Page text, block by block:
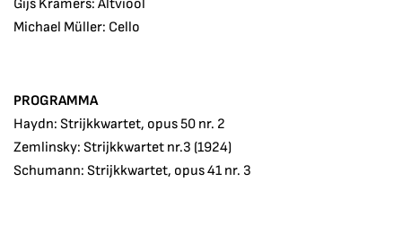
Gijs Kramers: Altviool
Michael Müller: Cello
PROGRAMMA
Haydn: Strijkkwartet, opus 50 nr. 2
Zemlinsky: Strijkkwartet nr.3 (1924)
Schumann: Strijkkwartet, opus 41 nr. 3